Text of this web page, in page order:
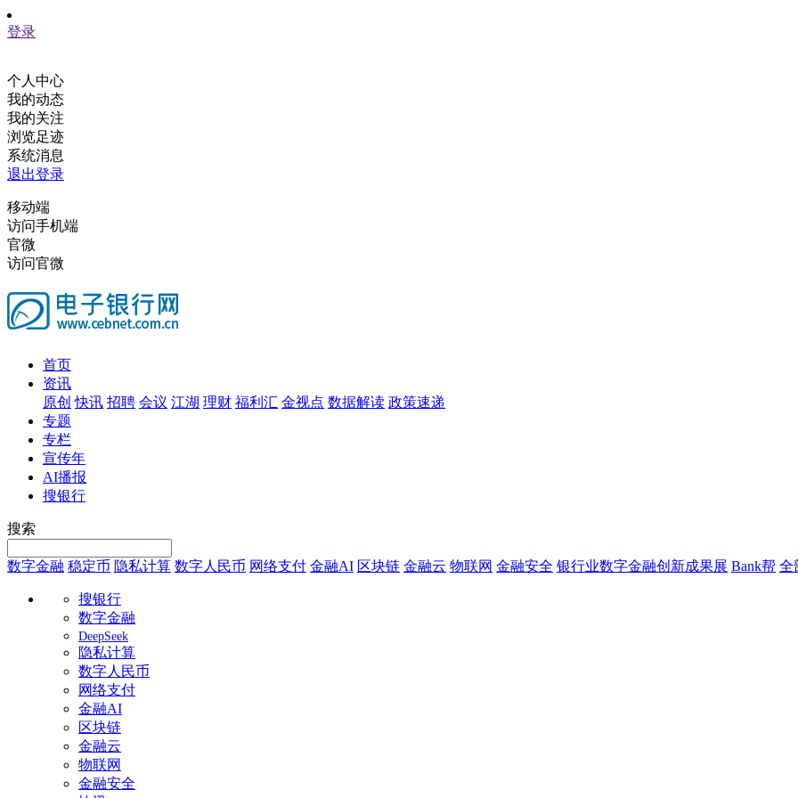
登录
个人中心
我的动态
我的关注
浏览足迹
系统消息
退出登录
移动端
访问手机端
官微
访问官微
首页
资讯
原创 快讯 招聘 会议 江湖 理财 福利汇 金视点 数据解读 政策速递
专题
专栏
宣传年
AI播报
搜银行
搜索
数字金融 稳定币 隐私计算 数字人民币 网络支付 金融AI 区块链 金融云 物联网 金融安全 银行业数字金融创新成果展 Bank帮 全
搜银行
数字金融
DeepSeek
隐私计算
数字人民币
网络支付
金融AI
区块链
金融云
物联网
金融安全